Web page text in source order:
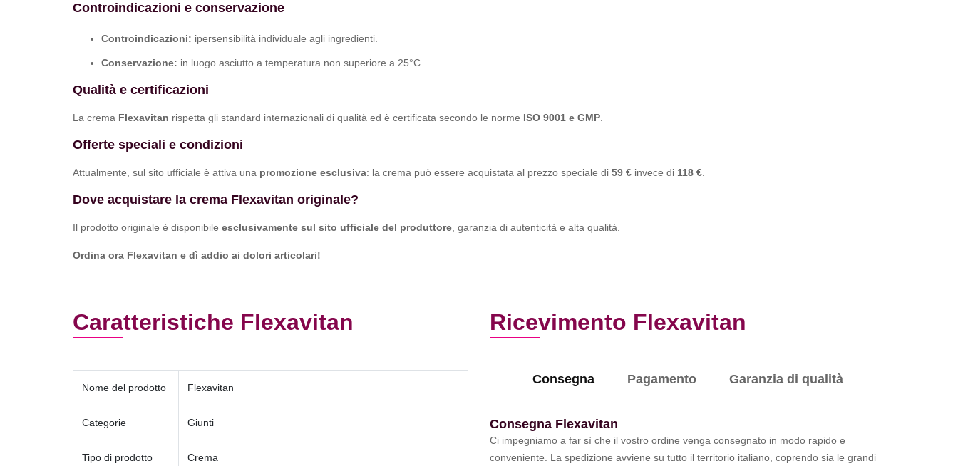
Controindicazioni e conservazione
Controindicazioni: ipersensibilità individuale agli ingredienti.
Conservazione: in luogo asciutto a temperatura non superiore a 25°C.
Qualità e certificazioni
La crema Flexavitan rispetta gli standard internazionali di qualità ed è certificata secondo le norme ISO 9001 e GMP.
Offerte speciali e condizioni
Attualmente, sul sito ufficiale è attiva una promozione esclusiva: la crema può essere acquistata al prezzo speciale di 59 € invece di 118 €.
Dove acquistare la crema Flexavitan originale?
Il prodotto originale è disponibile esclusivamente sul sito ufficiale del produttore, garanzia di autenticità e alta qualità.
Ordina ora Flexavitan e dì addio ai dolori articolari!
Caratteristiche Flexavitan
Nome del prodotto Flexavitan
Categorie Giunti
Tipo di prodotto Crema
Ricevimento Flexavitan
Consegna Pagamento Garanzia di qualità
Consegna Flexavitan
Ci impegniamo a far sì che il vostro ordine venga consegnato in modo rapido e
conveniente. La spedizione avviene su tutto il territorio italiano, coprendo sia le grandi